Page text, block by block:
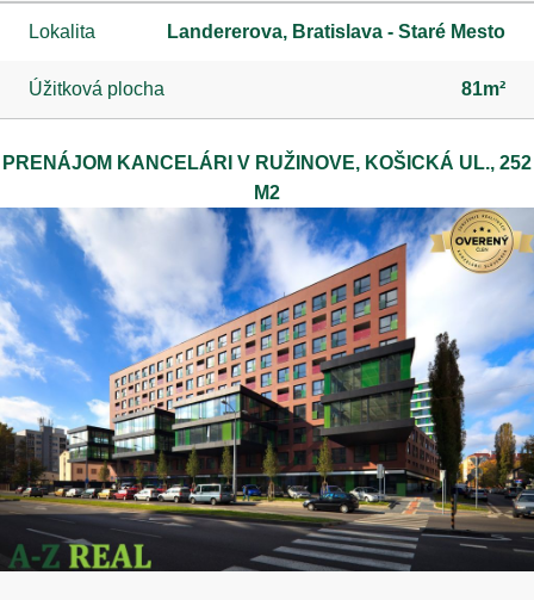
Lokalita Landererova, Bratislava - Staré Mesto
Úžitková plocha 81m²
PRENÁJOM KANCELÁRI V RUŽINOVE, KOŠICKÁ UL., 252
M2